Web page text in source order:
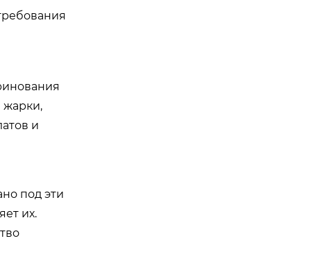
жарки,
и
под эти
их.